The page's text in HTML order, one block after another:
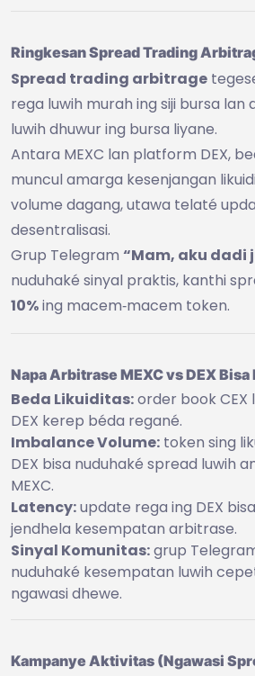
Ringkesan Spread Trading
Spread trading arbitrage
rega luwih murah ing siji bursa lan
luwih dhuwur ing bursa liyane.
Antara MEXC lan platform DEX,
muncul amarga kesenjangan
volume dagang, utawa telaté
desentralisasi.
Grup Telegram “Mam, aku dadi
nuduhaké sinyal praktis, kanthi
10%ing macem‑macem token.
Napa Arbitrase MEXC vs DEX Bisa
Beda Likuiditas:order book CEX
DEX kerep béda regané.
Imbalance Volume: token sing
DEX bisa nuduhaké spread luwih
MEXC.
Latency:update rega ing DEX
jendhela kesempatan arbitrase.
Sinyal Komunitas:grup
nuduhaké kesempatan luwih
ngawasi dhewe.
Kampanye Aktivitas (Ngawasi